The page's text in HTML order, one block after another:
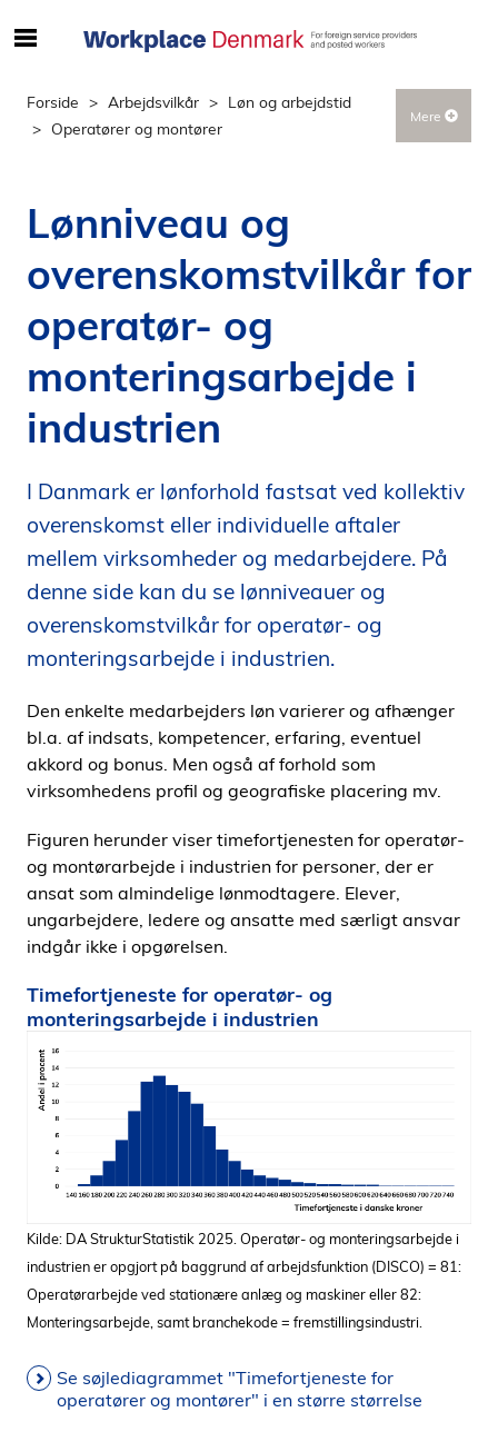
e
r
n
h
p
s
i
d
e
n
Forside Arbejdsvilkår
Løn og arbejdstid
Operatører og montører
Mere
Lønniveau og
overenskomstvilkår for
operatør- og
monteringsarbejde i
industrien
I Danmark er lønforhold fastsat ved kollektiv
overenskomst eller individuelle aftaler
mellem virksomheder og medarbejdere. På
denne side kan du se lønniveauer og
overenskomstvilkår for operatør- og
monteringsarbejde i industrien.
Den enkelte medarbejders løn varierer og afhænger
bl.a. af indsats, kompetencer, erfaring, eventuel
akkord og bonus. Men også af forhold som
virksomhedens profil og geografiske placering mv.
Figuren herunder viser timefortjenesten for operatør-
og montørarbejde i industrien for personer, der er
ansat som almindelige lønmodtagere. Elever,
ungarbejdere, ledere og ansatte med særligt ansvar
indgår ikke i opgørelsen.
Timefortjeneste for operatør- og
monteringsarbejde i industrien
Kilde: DA StrukturStatistik 2025. Operatør- og monteringsarbejde i
industrien er opgjort på baggrund af arbejdsfunktion (DISCO) = 81:
Operatørarbejde ved stationære anlæg og maskiner eller 82:
Monteringsarbejde, samt branchekode = fremstillingsindustri.
Se søjlediagrammet "Timefortjeneste for
operatører og montører" i en større størrelse